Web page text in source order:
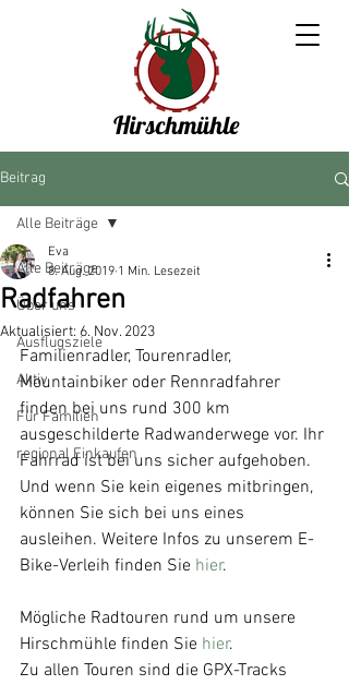
Hirschmühle
Beitrag
Alle Beiträge
Über uns
Ausflugsziele
Aktiv
Für Familien
regional Einkaufen
Alle Beiträge
Radfahren
Eva
8. Aug. 2019 1 Min. Lesezeit
Aktualisiert: 6. Nov. 2023
Familienradler, Tourenradler,
Mountainbiker oder Rennradfahrer
finden bei uns rund 300 km
ausgeschilderte Radwanderwege vor. Ihr
Fahrrad ist bei uns sicher aufgehoben.
Und wenn Sie kein eigenes mitbringen,
können Sie sich bei uns eines
ausleihen. Weitere Infos zu unserem E-
Bike-Verleih finden Sie hier.
Mögliche Radtouren rund um unsere
Hirschmühle finden Sie hier.
Zu allen Touren sind die GPX-Tracks